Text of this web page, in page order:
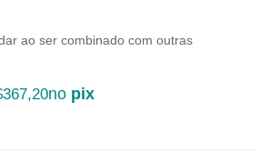
ao ser combinado com outras
no pix